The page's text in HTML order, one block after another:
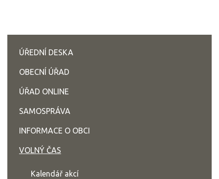
ÚŘEDNÍ DESKA
OBECNÍ ÚŘAD
ÚŘAD ONLINE
SAMOSPRÁVA
INFORMACE O OBCI
VOLNÝ ČAS
Kalendář akcí